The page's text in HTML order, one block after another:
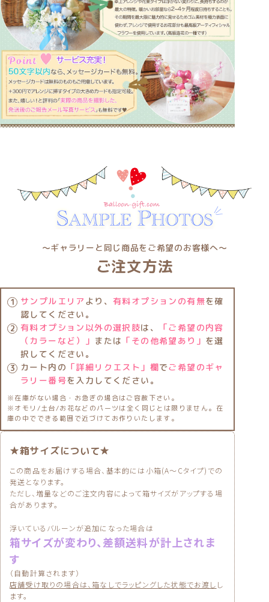
〜ギャラリーと同じ商品をご希望のお客様へ〜
ご注文方法
サンプルエリア より、有料オプションの有無を確
認してください。
有料オプション以外の選択肢は、
「ご希望の内容
（カラーなど）」 または 「その他希望あり」 を選
択してください。
カート内の 「詳細リクエスト」欄でご希望のギャ
ラリー番号を入力してください。
※在庫がない場合・お急ぎの場合はご容赦下さい。
※オモリ/土台/お花などのパーツは全く同じとは限りません。在
庫の中でできる範囲で近づけてお作りいたします。
★箱サイズについて★
この商品をお届けする場合、基本的には小箱(A〜Cタイプ)での
発送となります。
ただし、増量などのご注文内容によって箱サイズがアップする場
合があります。
浮いているバルーンが追加になった場合は
箱サイズが変わり、差額送料が計上されま
す
（自動計算されます）
店舗受け取りの場合は、箱なしでラッピングした状態でお渡し し
ます。